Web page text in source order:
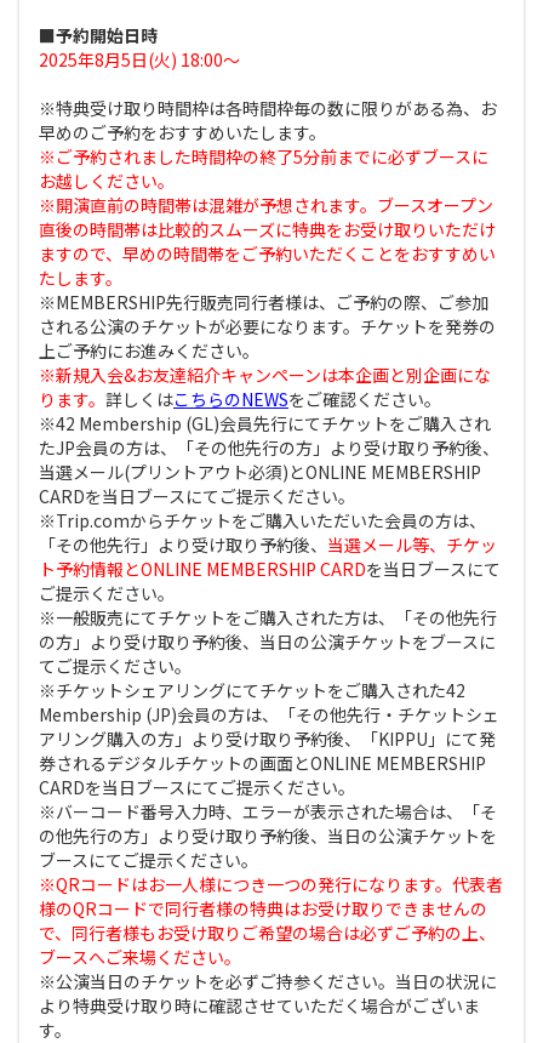
■予約開始日時
2025年8月5日(火) 18:00～
※特典受け取り時間枠は各時間枠毎の数に限りがある為、お
早めのご予約をおすすめいたします。
※ご予約されました時間枠の終了5分前までに必ずブースに
お越しください。
※開演直前の時間帯は混雑が予想されます。ブースオープン
直後の時間帯は比較的スムーズに特典をお受け取りいただけ
ますので、早めの時間帯をご予約いただくことをおすすめい
たします。
※MEMBERSHIP先行販売同行者様は、ご予約の際、ご参加
される公演のチケットが必要になります。チケットを発券の
上ご予約にお進みください。
※新規入会&お友達紹介キャンペーンは本企画と別企画にな
ります。 詳しくはこちらのNEWSをご確認ください。
※42 Membership (GL)会員先行にてチケットをご購入され
たJP会員の方は、「その他先行の方」より受け取り予約後、
当選メール(プリントアウト必須)とONLINE MEMBERSHIP
CARDを当日ブースにてご提示ください。
※Trip.comからチケットをご購入いただいた会員の方は、
「その他先行」より受け取り予約後、 当選メール等、チケッ
ト予約情報とONLINE MEMBERSHIP CARDを当日ブースにて
ご提示ください。
※一般販売にてチケットをご購入された方は、「その他先行
の方」より受け取り予約後、当日の公演チケットをブースに
てご提示ください。
※チケットシェアリングにてチケットをご購入された42
Membership (JP)会員の方は、「その他先行・チケットシェ
アリング購入の方」より受け取り予約後、「KIPPU」にて発
券されるデジタルチケットの画面とONLINE MEMBERSHIP
CARDを当日ブースにてご提示ください。
※バーコード番号入力時、エラーが表示された場合は、「そ
の他先行の方」より受け取り予約後、当日の公演チケットを
ブースにてご提示ください。
※QRコードはお一人様につき一つの発行になります。代表者
様のQRコードで同行者様の特典はお受け取りできませんの
で、同行者様もお受け取りご希望の場合は必ずご予約の上、
ブースへご来場ください。
※公演当日のチケットを必ずご持参ください。当日の状況に
より特典受け取り時に確認させていただく場合がございま
す。